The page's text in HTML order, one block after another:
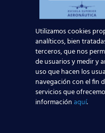
Leer más
Utilizamos cookies
analíticos, bien
terceros, que nos
de usuarios y medir y
uso que hacen los
navegación con el fin
servicios que
informaciónaquí.